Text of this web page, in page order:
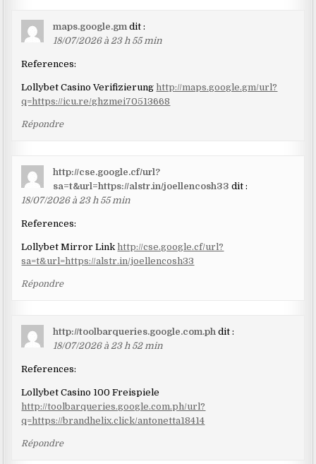
maps.google.gm dit :
18/07/2026 à 23 h 55 min
References:
Lollybet Casino Verifizierung http://maps.google.gm/url?
q=https://icu.re/ghzmei70513668
Répondre
http://cse.google.cf/url?
sa=t&url=https://alstr.in/joellencosh33 dit :
18/07/2026 à 23 h 55 min
References:
Lollybet Mirror Linkhttp://cse.google.cf/url?
sa=t&url=https://alstr.in/joellencosh33
Répondre
http://toolbarqueries.google.com.ph dit :
18/07/2026 à 23 h 52 min
References:
Lollybet Casino 100 Freispiele
http://toolbarqueries.google.com.ph/url?
q=https://brandhelix.click/antonetta18414
Répondre